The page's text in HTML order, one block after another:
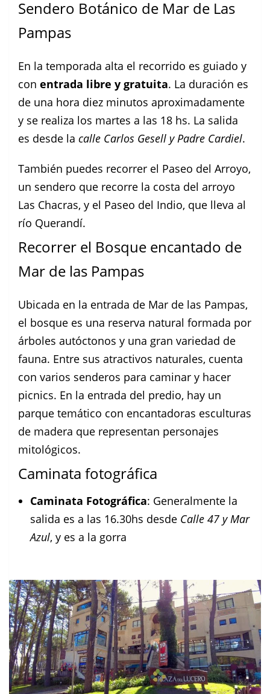
Sendero Botánico de Mar de Las
Pampas
En la temporada alta el recorrido es guiado y
con entrada libre y gratuita. La duración es
de una hora diez minutos aproximadamente
y se realiza los martes a las 18 hs. La salida
es desde la calle Carlos Gesell y Padre Cardiel.
También puedes recorrer el Paseo del Arroyo,
un sendero que recorre la costa del arroyo
Las Chacras, y el Paseo del Indio, que lleva al
río Querandí.
Recorrer el Bosque encantado de
Mar de las Pampas
Ubicada en la entrada de Mar de las Pampas,
el bosque es una reserva natural formada por
árboles autóctonos y una gran variedad de
fauna. Entre sus atractivos naturales, cuenta
con varios senderos para caminar y hacer
picnics. En la entrada del predio, hay un
parque temático con encantadoras esculturas
de madera que representan personajes
mitológicos.
Caminata fotográfica
Caminata Fotográfica: Generalmente la
salida es a las 16.30hs desde Calle 47 y Mar
Azul, y es a la gorra